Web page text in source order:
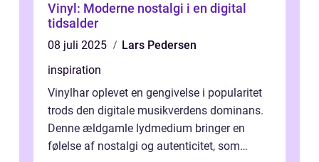
Vinyl: Moderne nostalgi i en digital
tidsalder
08 juli 2025
Lars Pedersen
inspiration
Vinylhar oplevet en gengivelse i popularitet
trods den digitale musikverdens dominans.
Denne ældgamle lydmedium bringer en
følelse af nostalgi og autenticitet, som